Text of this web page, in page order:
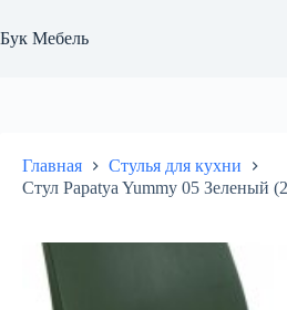
к
сути
Бук Мебель
Главная
Стулья для кухни
Стул Papatya Yummy 05 Зеленый